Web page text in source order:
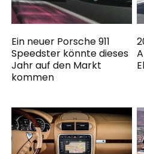
Ein neuer Porsche 911
Speedster könnte dieses
Jahr auf den Markt
kommen